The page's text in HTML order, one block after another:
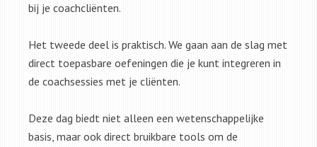
bij je coachcliënten.
Het tweede deel is praktisch. We gaan aan de slag met
direct toepasbare oefeningen die je kunt integreren in
de coachsessies met je cliënten.
Deze dag biedt niet alleen een wetenschappelijke
basis, maar ook direct bruikbare tools om de